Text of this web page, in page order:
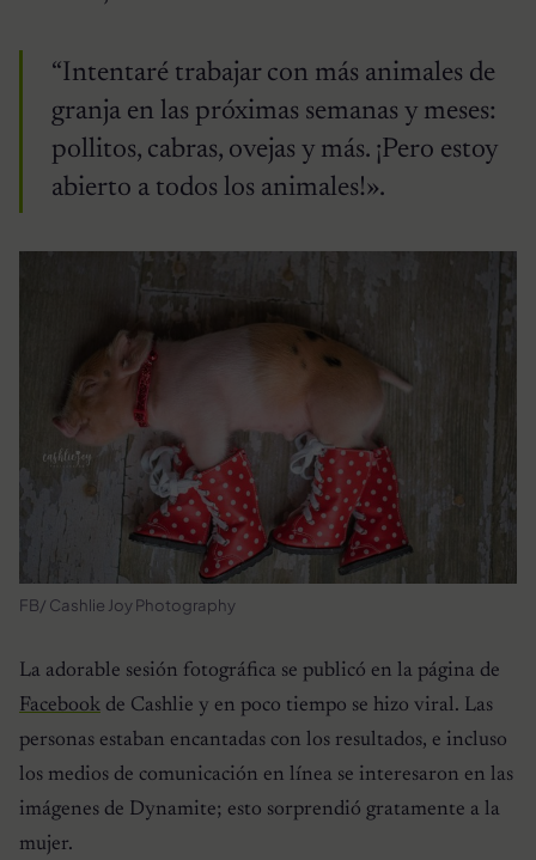
“Intentaré trabajar con más animales de
granja en las próximas semanas y meses:
pollitos, cabras, ovejas y más. ¡Pero estoy
abierto a todos los animales!».
FB/ Cashlie Joy Photography
La adorable sesión fotográfica se publicó en la página de
Facebook de Cashlie y en poco tiempo se hizo viral. Las
personas estaban encantadas con los resultados, e incluso
los medios de comunicación en línea se interesaron en las
imágenes de Dynamite; esto sorprendió gratamente a la
mujer.